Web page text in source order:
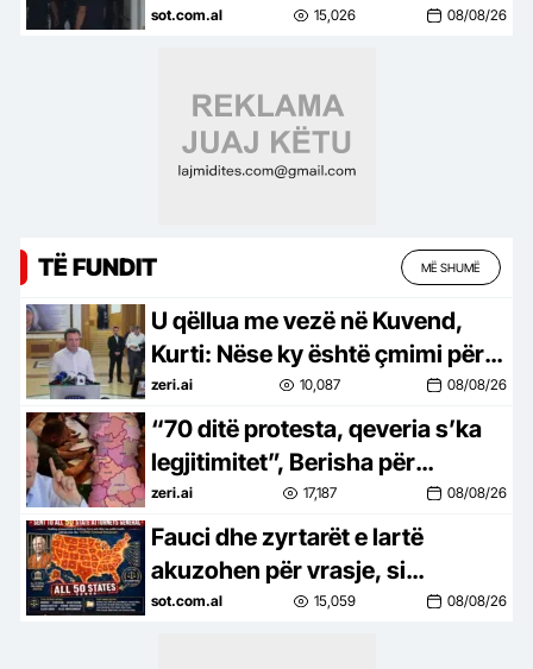
detaje nga sherri në burgun e
sot.com.al 15,026 08/08/26
TË FUNDIT MË SHUMË
U qëllua me vezë në Kuvend,
Kurti: Nëse ky është çmimi për
t’u ulur për marrëveshje, jam i
lumtur ta paguaj (VIDEO)
zeri.ai 10,087 08/08/26
“70 ditë protesta, qeveria s’ka
legjitimitet”, Berisha për
“Territorialen”: Projekti i Ramës
për shpopullimin
zeri.ai 17,187 08/08/26
Fauci dhe zyrtarët e lartë
akuzohen për vrasje, si
izoloheshin me forcë pacientët
sot.com.al 15,059 08/08/26